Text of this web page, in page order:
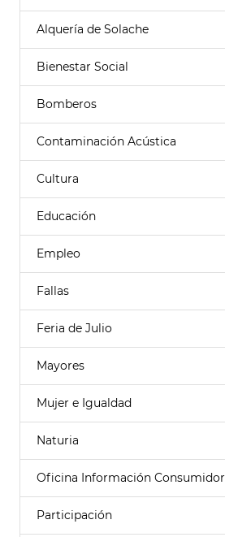
Alquería de Solache
Bienestar Social
Bomberos
Contaminación Acústica
Cultura
Educación
Empleo
Fallas
Feria de Julio
Mayores
Mujer e Igualdad
Naturia
Oficina Información Consumidor
Participación